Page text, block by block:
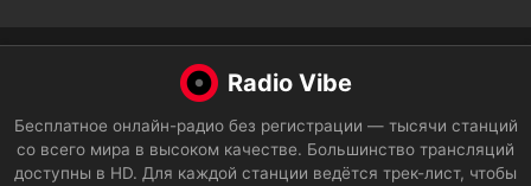
Radio Vibe
Бесплатное онлайн-радио без регистрации — тысячи станций
со всего мира в высоком качестве. Большинство трансляций
доступны в HD. Для каждой станции ведётся трек-лист, чтобы